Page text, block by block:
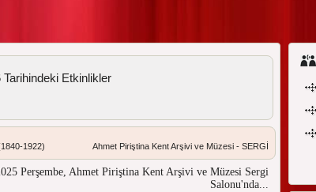
Etkinlikler
1922) Ahmet Piriştina Kent Arşivi ve Müzesi - SERGİ
Perşembe, Ahmet Piriştina Kent Arşivi ve Müzesi Sergi
Salonu'nda...